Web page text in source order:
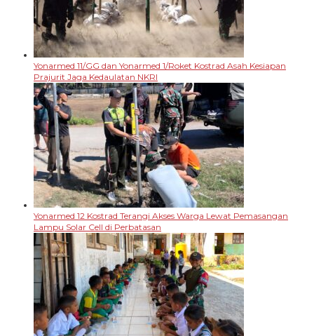
Yonarmed 11/GG dan Yonarmed 1/Roket Kostrad Asah Kesiapan
Prajurit Jaga Kedaulatan NKRI
Yonarmed 12 Kostrad Terangi Akses Warga Lewat Pemasangan
Lampu Solar Cell di Perbatasan